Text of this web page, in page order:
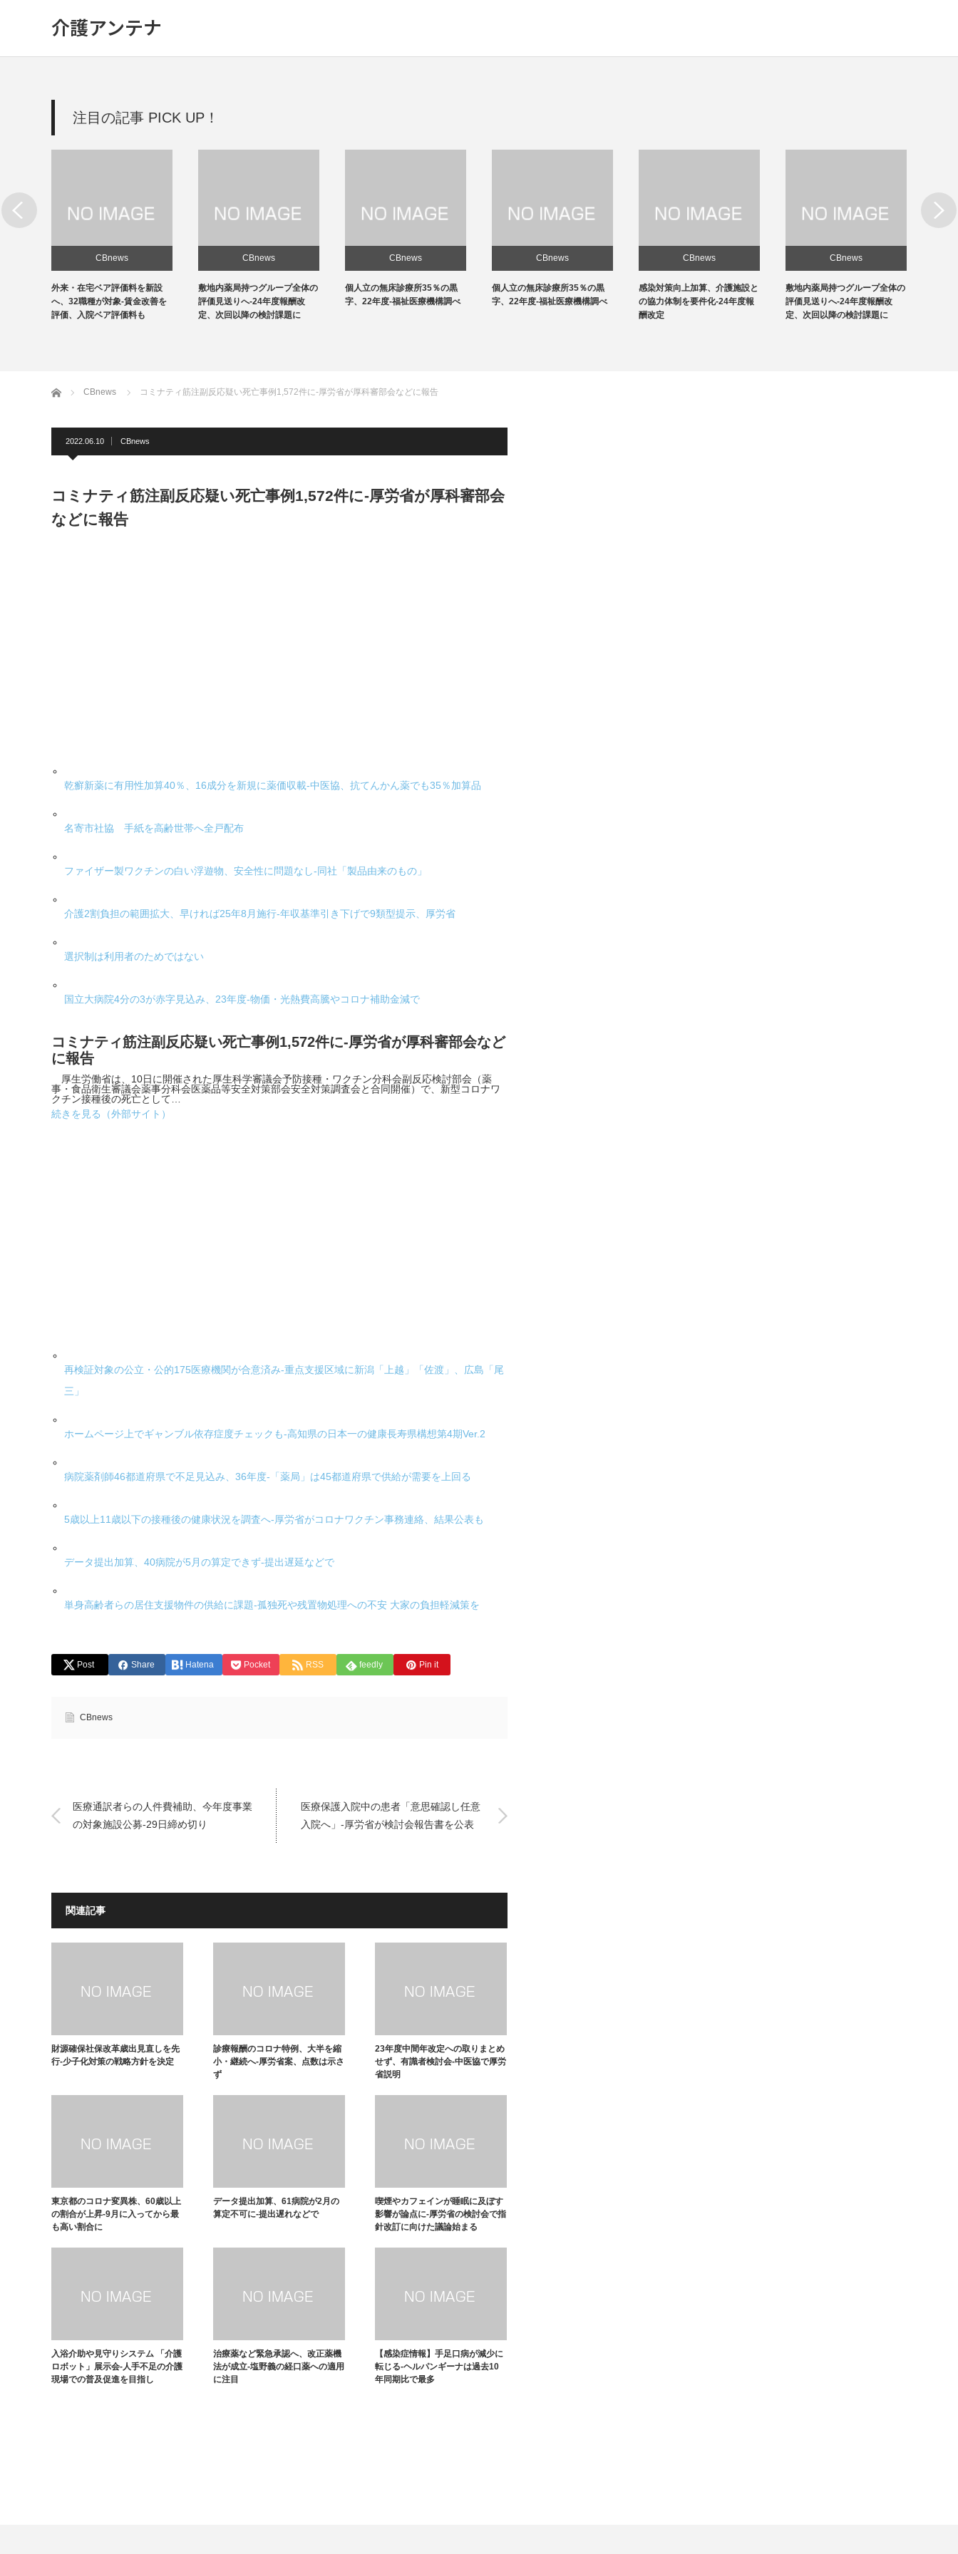
介護アンテナ
注目の記事 PICK UP！
CBnews
敷地内薬局持つグループ全体の
評価見送りへ-24年度報酬改
定、次回以降の検討課題に
CBnews
個人立の無床診療所35％の黒
字、22年度-福祉医療機構調べ
CBnews
個人立の無床診療所35％の黒
字、22年度-福祉医療機構調べ
CBnews
感染対策向上加算、介護施設と
の協力体制を要件化-24年度報
CBnews
敷地内薬局持つグループ全体の
評価見送りへ-24年度報酬改
定、次回以降の検討課題に
CBnews
急性期1の在院日数、支払側
「14日以内」主張-診療側「分
化の前につぶれる」、公益裁定
Next
ホーム CBnews コミナティ筋注副反応疑い死亡事例1,572件に-厚労省が厚科審部会などに報告
2022.06.10 CBnews
コミナティ筋注副反応疑い死亡事例1,572件に-厚労省が厚科審部会
などに報告
乾癬新薬に有用性加算40％、16成分を新規に薬価収載-中医協、抗てんかん薬でも35％加算品
名寄市社協 手紙を高齢世帯へ全戸配布
ファイザー製ワクチンの白い浮遊物、安全性に問題なし-同社「製品由来のもの」
介護2割負担の範囲拡大、早ければ25年8月施行-年収基準引き下げで9類型提示、厚労省
選択制は利用者のためではない
国立大病院4分の3が赤字見込み、23年度-物価・光熱費高騰やコロナ補助金減で
コミナティ筋注副反応疑い死亡事例1,572件に-厚労省が厚科審部会など
に報告
厚生労働省は、10日に開催された厚生科学審議会予防接種・ワクチン分科会副反応検討部会（薬
事・食品衛生審議会薬事分科会医薬品等安全対策部会安全対策調査会と合同開催）で、新型コロナワ
クチン接種後の死亡として…
続きを見る（外部サイト）
再検証対象の公立・公的175医療機関が合意済み-重点支援区域に新潟「上越」「佐渡」、広島「尾
三」
ホームページ上でギャンブル依存症度チェックも-高知県の日本一の健康長寿県構想第4期Ver.2
病院薬剤師46都道府県で不足見込み、36年度-「薬局」は45都道府県で供給が需要を上回る
5歳以上11歳以下の接種後の健康状況を調査へ-厚労省がコロナワクチン事務連絡、結果公表も
データ提出加算、40病院が5月の算定できず-提出遅延などで
単身高齢者らの居住支援物件の供給に課題-孤独死や残置物処理への不安 大家の負担軽減策を
Post Share Hatena Pocket RSS feedly Pin it
CBnews
医療通訳者らの人件費補助、今年度事業
の対象施設公募-29日締め切り
医療保護入院中の患者「意思確認し任意
入院へ」-厚労省が検討会報告書を公表
関連記事
財源確保社保改革歳出見直しを先
行-少子化対策の戦略方針を決定
診療報酬のコロナ特例、大半を縮
小・継続へ-厚労省案、点数は示さ
ず
23年度中間年改定への取りまとめ
せず、有識者検討会-中医協で厚労
省説明
東京都のコロナ変異株、60歳以上
の割合が上昇-9月に入ってから最
も高い割合に
データ提出加算、61病院が2月の
算定不可に-提出遅れなどで
喫煙やカフェインが睡眠に及ぼす
影響が論点に-厚労省の検討会で指
針改訂に向けた議論始まる
入浴介助や見守りシステム 「介護
ロボット」展示会-人手不足の介護
現場での普及促進を目指し
治療薬など緊急承認へ、改正薬機
法が成立-塩野義の経口薬への適用
に注目
【感染症情報】手足口病が減少に
転じる-ヘルパンギーナは過去10
年同期比で最多